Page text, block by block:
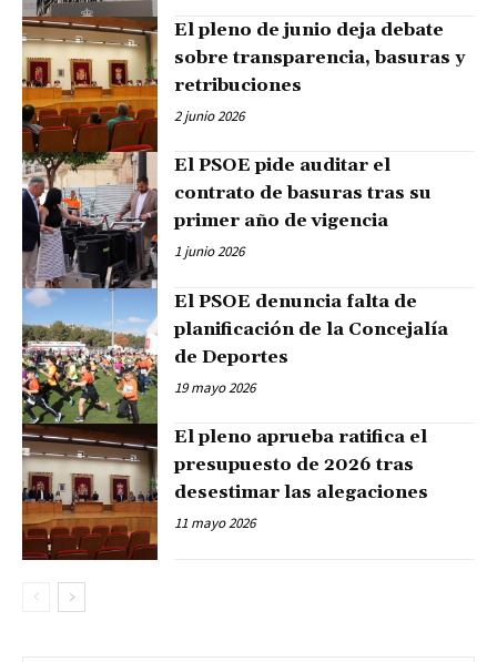
El pleno de junio deja debate
sobre transparencia, basuras y
retribuciones
2 junio 2026
El PSOE pide auditar el
contrato de basuras tras su
primer año de vigencia
1 junio 2026
El PSOE denuncia falta de
planificación de la Concejalía
de Deportes
19 mayo 2026
El pleno aprueba ratifica el
presupuesto de 2026 tras
desestimar las alegaciones
11 mayo 2026